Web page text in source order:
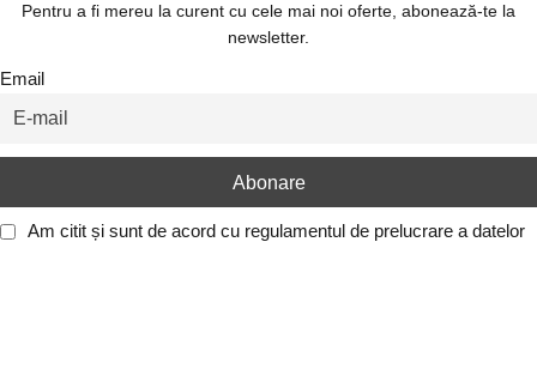
Pentru a fi mereu la curent cu cele mai noi oferte, abonează-te la
newsletter.
Email
Am citit și sunt de acord cu regulamentul de prelucrare a datelor